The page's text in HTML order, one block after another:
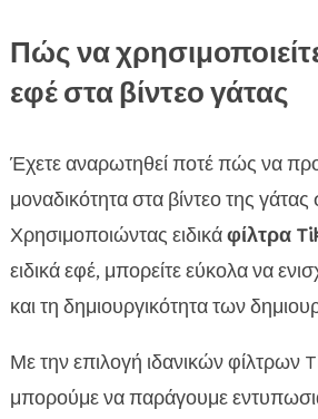
Πώς να
εφέ στα βίντεο γάτας
Έχετε αναρωτηθεί ποτέ πώς να
μοναδικότητα στα βίντεο της γάτας
Χρησιμοποιώντας ειδικάφίλτρα
ειδικά εφέ, μπορείτε εύκολα να
και τη δημιουργικότητα των
Με την επιλογή ιδανικών φίλτρων
μπορούμε να παράγουμε